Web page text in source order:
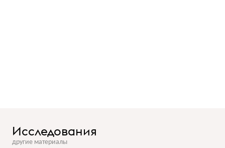
Исследования
другие материалы